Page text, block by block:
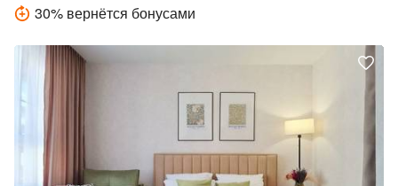
30% вернётся бонусами